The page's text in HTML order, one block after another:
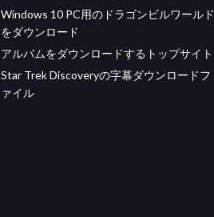
Windows 10 PC用のドラゴンビルワールド
をダウンロード
アルバムをダウンロードするトップサイト
Star Trek Discoveryの字幕ダウンロードフ
ァイル